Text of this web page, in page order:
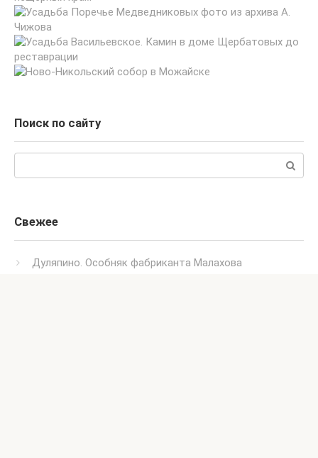
Поиск по сайту
Свежее
Дуляпино. Особняк фабриканта Малахова